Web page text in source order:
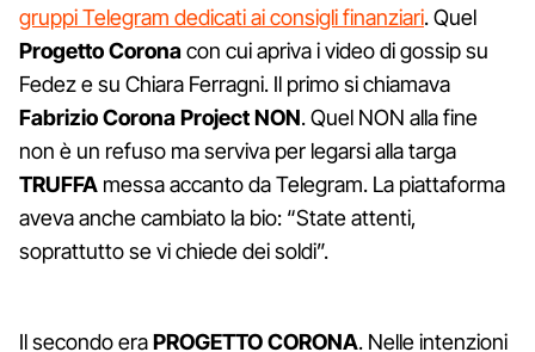
gruppi Telegram dedicati ai consigli finanziari. Quel
Progetto Coronacon cui apriva i video di gossip su
Fedez e su Chiara Ferragni. Il primo si chiamava
Fabrizio Corona Project NON. Quel NON alla fine
non è un refuso ma serviva per legarsi alla targa
TRUFFA messa accanto da Telegram. La piattaforma
aveva anche cambiato la bio: “State attenti,
soprattutto se vi chiede dei soldi”.
Il secondo eraPROGETTO CORONA. Nelle intenzioni